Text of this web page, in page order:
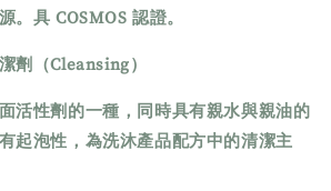
。具 COSMOS 認證。
劑（Cleansing）
活性劑的一種，同時具有親水與親油的
起泡性，為洗沐產品配方中的清潔主